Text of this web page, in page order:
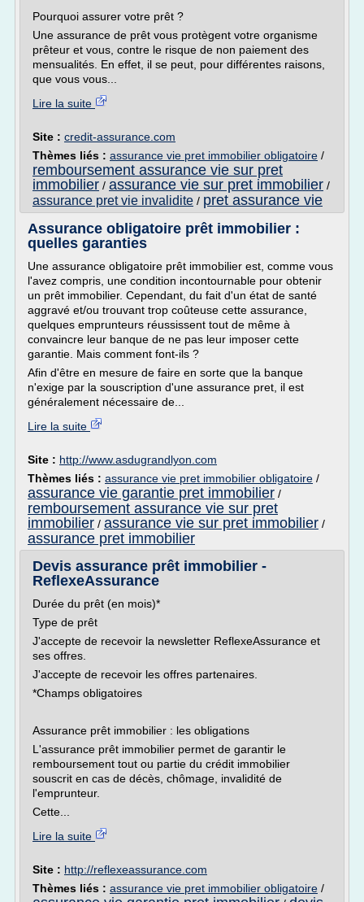
Pourquoi assurer votre prêt ?
Une assurance de prêt vous protègent votre organisme
prêteur et vous, contre le risque de non paiement des
mensualités. En effet, il se peut, pour différentes raisons,
que vous vous...
Lire la suite
Site : credit-assurance.com
Thèmes liés : assurance vie pret immobilier obligatoire /
remboursement assurance vie sur pret
immobilier / assurance vie sur pret immobilier /
assurance pret vie invalidite / pret assurance vie
Assurance obligatoire prêt immobilier :
quelles garanties
Une assurance obligatoire prêt immobilier est, comme vous
l'avez compris, une condition incontournable pour obtenir
un prêt immobilier. Cependant, du fait d'un état de santé
aggravé et/ou trouvant trop coûteuse cette assurance,
quelques emprunteurs réussissent tout de même à
convaincre leur banque de ne pas leur imposer cette
garantie. Mais comment font-ils ?
Afin d'être en mesure de faire en sorte que la banque
n'exige par la souscription d'une assurance pret, il est
généralement nécessaire de...
Lire la suite
Site : http://www.asdugrandlyon.com
Thèmes liés : assurance vie pret immobilier obligatoire /
assurance vie garantie pret immobilier /
remboursement assurance vie sur pret
immobilier / assurance vie sur pret immobilier /
assurance pret immobilier
Devis assurance prêt immobilier -
ReflexeAssurance
Durée du prêt (en mois)*
Type de prêt
J'accepte de recevoir la newsletter ReflexeAssurance et
ses offres.
J'accepte de recevoir les offres partenaires.
*Champs obligatoires
Assurance prêt immobilier : les obligations
L'assurance prêt immobilier permet de garantir le
remboursement tout ou partie du crédit immobilier
souscrit en cas de décès, chômage, invalidité de
l'emprunteur.
Cette...
Lire la suite
Site : http://reflexeassurance.com
Thèmes liés : assurance vie pret immobilier obligatoire /